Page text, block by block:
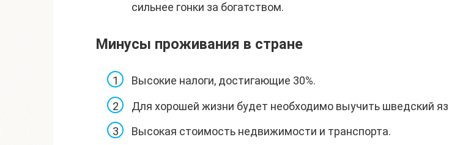
сильнее гонки за богатством.
Минусы проживания в стране
Высокие налоги, достигающие 30%.
Для хорошей жизни будет необходимо выучить шведский
Высокая стоимость недвижимости и транспорта.